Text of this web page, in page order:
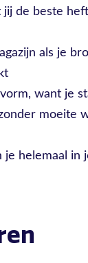
de beste
als je
want je
moeite
je helemaal in